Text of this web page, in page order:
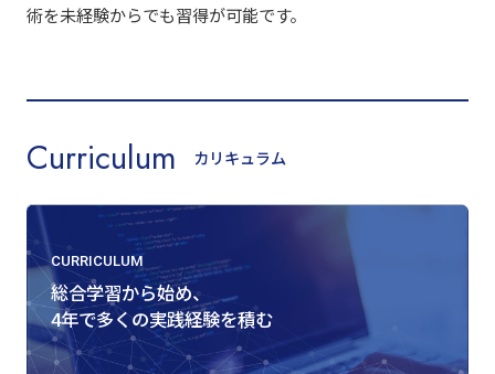
術を未経験からでも習得が可能です。
Curriculum カリキュラム
CURRICULUM
総合学習から始め、
4年で多くの実践経験を積む